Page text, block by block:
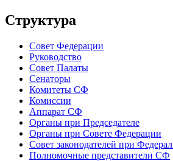
Структура
Совет Федерации
Руководство
Совет Палаты
Сенаторы
Комитеты СФ
Комиссии
Аппарат СФ
Органы при Председателе
Органы при Совете Федерации
Совет законодателей при
Полномочные представители СФ